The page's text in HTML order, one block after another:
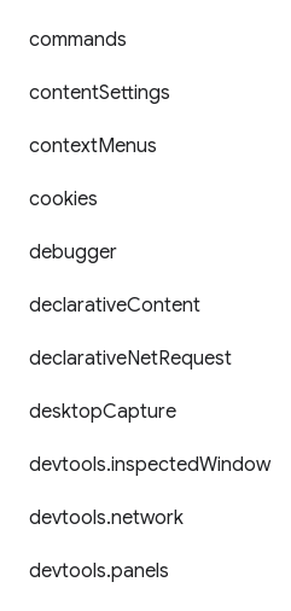
commands
contentSettings
contextMenus
cookies
debugger
declarativeContent
declarativeNetRequest
desktopCapture
devtools.inspectedWindow
devtools.network
devtools.panels